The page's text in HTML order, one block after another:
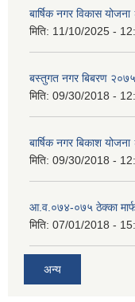
बार्षिक नगर विकास
मिति: 11/10/2025 -
बस्तुगत नगर बिबरण २०७५
मिति: 09/30/2018 -
बार्षिक नगर बिकाश
मिति: 09/30/2018 -
आ.व.०७४-०७५ ठेक्का
मिति: 07/01/2018 -
अन्य